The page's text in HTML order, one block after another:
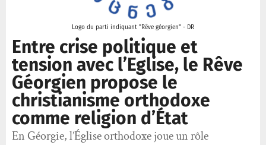
Logo du parti indiquant "Rêve géorgien" - DR
Entre crise politique et
tension avec l’Eglise, le Rêve
Géorgien propose le
christianisme orthodoxe
comme religion d’État
En Géorgie, l’Église orthodoxe joue un rôle